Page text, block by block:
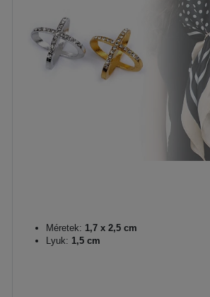
Méretek: 1,7 x 2,5 cm
Lyuk: 1,5 cm